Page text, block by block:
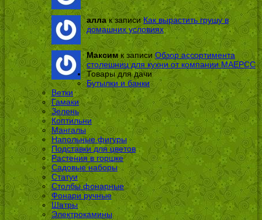
аллак записиКак вырастить грушу в
домашних условиях
Максимк записиОбзор ассортимента
столешниц для кухни от компании МАЕРСС
Товары для дачи
Бутылки и банки
Ветки
Гамаки
Зелень
Коптильни
Мангалы
Напольные фигуры
Подставки для цветов
Растения в горшке
Садовые наборы
Статуи
Столбы фонарные
Фонари ручные
Шатры
Электрокамины